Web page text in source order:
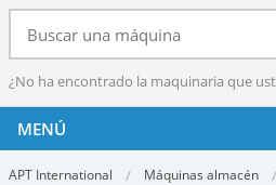
¿No ha encontrado la maquinaria que
MENÚ
APT International Máquinas almacén